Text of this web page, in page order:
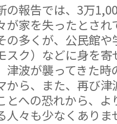
の報告では、3万
が家を失ったとされ
の多くが、公民館や
スク）などに身を
津波が襲ってきた時
から、また、再び津
とへの恐れから、よ
人々も少なくありま